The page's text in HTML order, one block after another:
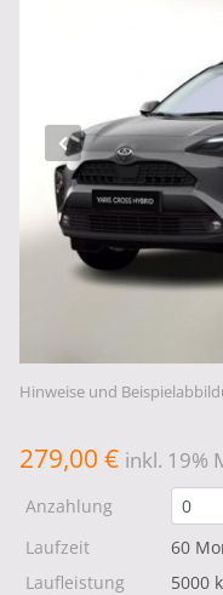
Hinweise und
279,00 € inkl. 19%
Anzahlung
Laufzeit
60
Laufleistung
5000